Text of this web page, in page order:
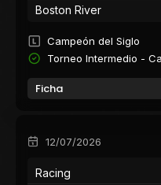
Boston River
Campeón del Siglo
Torneo Intermedio -
Ficha
12/07/2026
Racing